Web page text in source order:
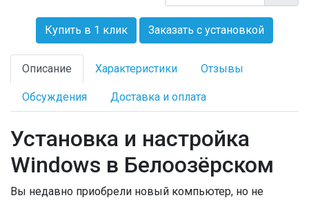
Купить в 1 клик Заказать с установкой
Описание Характеристики Отзывы
Обсуждения Доставка и оплата
Установка и настройка
Windows в Белоозёрском
Вы недавно приобрели новый компьютер, но не